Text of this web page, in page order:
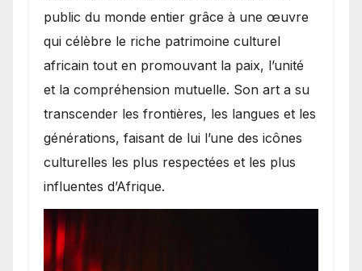
public du monde entier grâce à une œuvre
qui célèbre le riche patrimoine culturel
africain tout en promouvant la paix, l’unité
et la compréhension mutuelle. Son art a su
transcender les frontières, les langues et les
générations, faisant de lui l’une des icônes
culturelles les plus respectées et les plus
influentes d’Afrique.